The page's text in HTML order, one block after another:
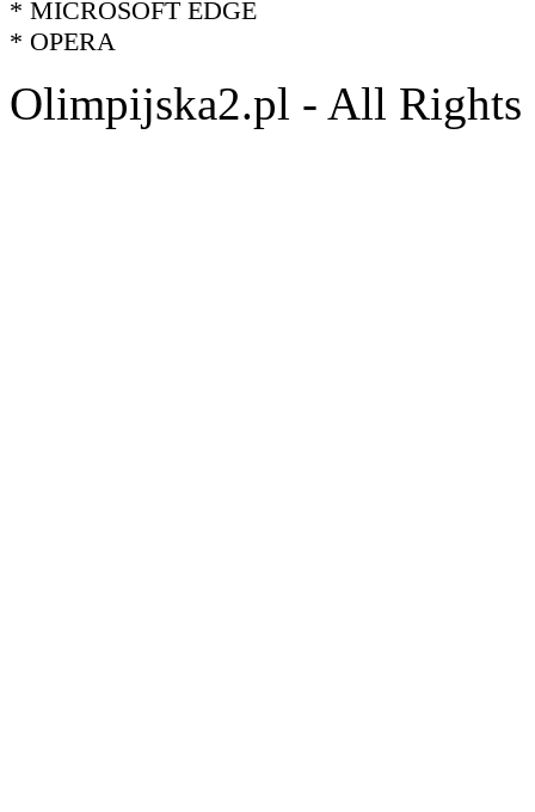
* MICROSOFT EDGE
* OPERA
Olimpijska2.pl - All Rights